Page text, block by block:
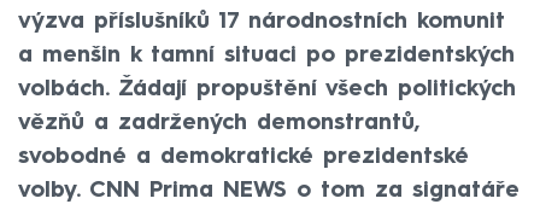
výzva příslušníků 17 národnostních komunit
a menšin k tamní situaci po prezidentských
volbách. Žádají propuštění všech politických
vězňů a zadržených demonstrantů,
svobodné a demokratické prezidentské
volby. CNN Prima NEWS o tom za signatáře